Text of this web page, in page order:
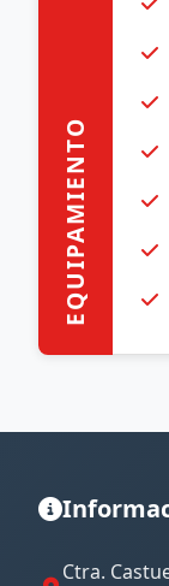
EQUIPAMIENTO
Ctra.